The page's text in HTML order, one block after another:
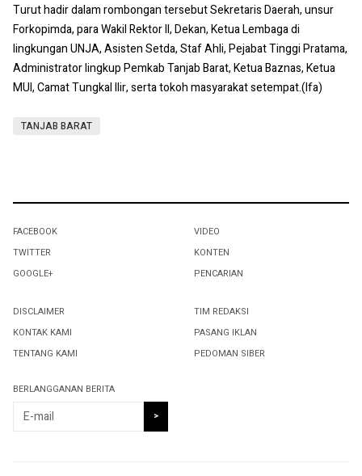
Turut hadir dalam rombongan tersebut Sekretaris Daerah, unsur
Forkopimda, para Wakil Rektor II, Dekan, Ketua Lembaga di
lingkungan UNJA, Asisten Setda, Staf Ahli, Pejabat Tinggi Pratama,
Administrator lingkup Pemkab Tanjab Barat, Ketua Baznas, Ketua
MUI, Camat Tungkal Ilir, serta tokoh masyarakat setempat.(Ifa)
TANJAB BARAT
FACEBOOK
TWITTER
GOOGLE+
VIDEO
KONTEN
PENCARIAN
DISCLAIMER
KONTAK KAMI
TENTANG KAMI
TIM REDAKSI
PASANG IKLAN
PEDOMAN SIBER
BERLANGGANAN BERITA